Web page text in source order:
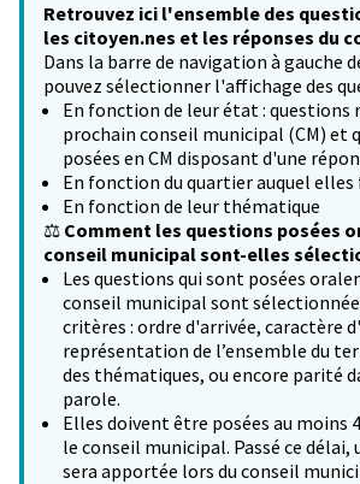
Retrouvez ici l'ensemble des
les citoyen.nes et les réponses du
Dans la barre de navigation à gauche
pouvez sélectionner l'affichage des
En fonction de leur état : questions
prochain conseil municipal (CM) et
posées en CM disposant d'une
En fonction du quartier auquel
En fonction de leur thématique
⚖️ Comment les questions posées
conseil municipal sont-elles
Les questions qui sont posées
conseil municipal sont
critères : ordre d'arrivée, caractère
représentation de l’ensemble du
des thématiques, ou encore parité
parole.
Elles doivent être posées au moins
le conseil municipal. Passé ce délai,
sera apportée lors du conseil